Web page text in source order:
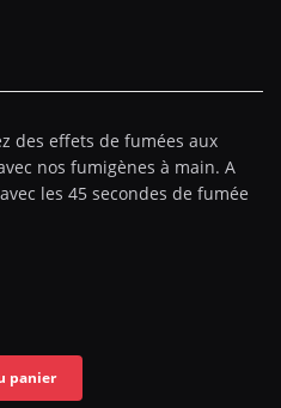
des effets de fumées aux
nos fumigènes à main. A
les 45 secondes de fumée
panier